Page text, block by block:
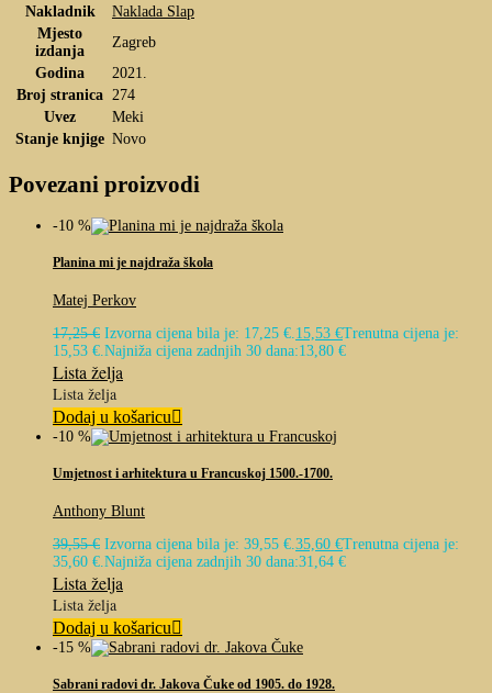
Nakladnik
Naklada Slap
Mjesto
izdanja
Zagreb
Godina
2021.
Broj stranica 274
Uvez
Meki
Stanje knjige Novo
Povezani proizvodi
-10 %
Planina mi je najdraža škola
Matej Perkov
17,25€ Izvorna cijena bila je: 17,25 €. 15,53 €Trenutna cijena je:
15,53 €. Najniža cijena zadnjih 30 dana:13,80 €
Lista želja
Lista želja
Dodaj u košaricu
-10 %
Umjetnost i arhitektura u Francuskoj 1500.-1700.
Anthony Blunt
39,55€ Izvorna cijena bila je: 39,55 €. 35,60 €Trenutna cijena je:
35,60 €. Najniža cijena zadnjih 30 dana:31,64 €
Lista želja
Lista želja
Dodaj u košaricu
-15 %
Sabrani radovi dr. Jakova Čuke od 1905. do 1928.